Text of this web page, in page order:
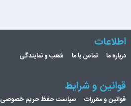
اطلاعات
درباره ما تماس با ما شعب و نمایندگی
قوانین و شرایط
قوانین و مقررات سیاست حفظ حریم خصوصی